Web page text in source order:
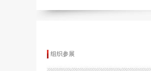
组织参展